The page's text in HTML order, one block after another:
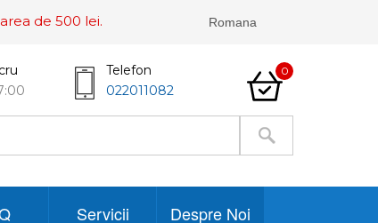
de 500 lei.
Telefon
022011082
0
Servicii Despre Noi